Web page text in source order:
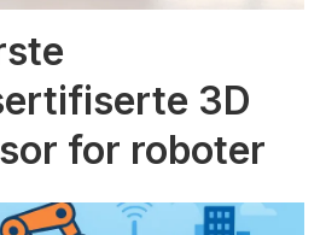
3D
for roboter